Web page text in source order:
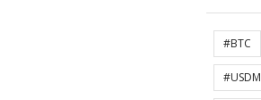
#BTC
#USDM